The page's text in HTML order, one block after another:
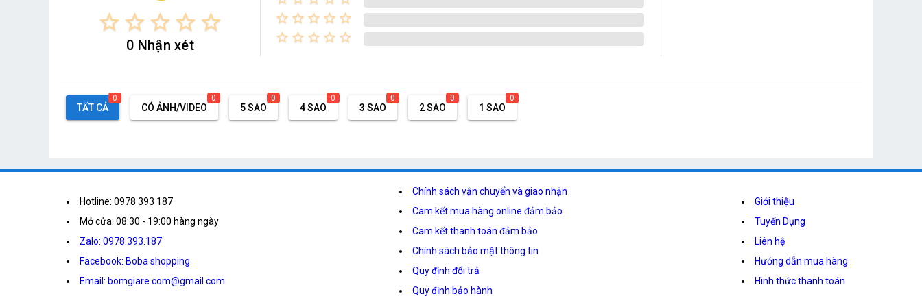
star_border star_border star_border star_border star_border
0 Nhận xét
star_border star_border star_border star_border star_border
star_border star_border star_border star_border star_border
TẤT CẢ
0
CÓ ẢNH/VIDEO
0
5 SAO
0
4 SAO
0
3 SAO
0
2 SAO
0
1 SAO
0
Hotline: 0978 393 187
Mở cửa: 08:30 - 19:00 hàng ngày
Zalo: 0978.393.187
Facebook: Boba shopping
Email: bomgiare.com@gmail.com
Chính sách vận chuyển và giao nhận
Cam kết mua hàng online đảm bảo
Cam kết thanh toán đảm bảo
Chính sách bảo mật thông tin
Quy định đổi trả
Quy định bảo hành
Giới thiệu
Tuyển Dụng
Liên hệ
Hướng dẫn mua hàng
Hình thức thanh toán